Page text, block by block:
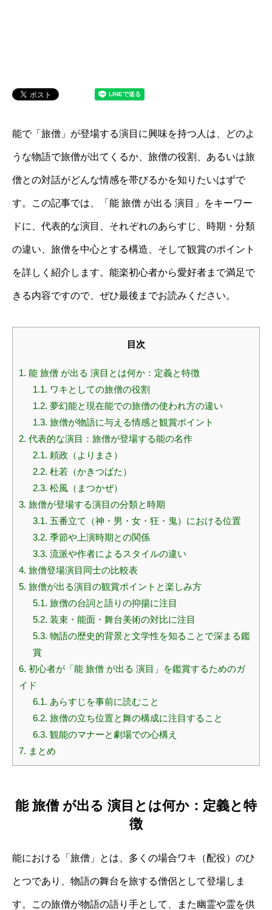
能で「旅僧」が登場する演目に興味を持つ人は、どのよ
うな物語で旅僧が出てくるか、旅僧の役割、あるいは旅
僧との対話がどんな情感を帯びるかを知りたいはずで
す。この記事では、「能 旅僧 が出る 演目」をキーワー
ドに、代表的な演目、それぞれのあらすじ、時期・分類
の違い、旅僧を中心とする構造、そして観賞のポイント
を詳しく紹介します。能楽初心者から愛好者まで満足で
きる内容ですので、ぜひ最後までお読みください。
目次
1. 能 旅僧 が出る 演目とは何か：定義と特徴
1.1. ワキとしての旅僧の役割
1.2. 夢幻能と現在能での旅僧の使われ方の違い
1.3. 旅僧が物語に与える情感と観賞ポイント
2. 代表的な演目：旅僧が登場する能の名作
2.1. 頼政（よりまさ）
2.2. 杜若（かきつばた）
2.3. 松風（まつかぜ）
3. 旅僧が登場する演目の分類と時期
3.1. 五番立て（神・男・女・狂・鬼）における位置
3.2. 季節や上演時期との関係
3.3. 流派や作者によるスタイルの違い
4. 旅僧登場演目同士の比較表
5. 旅僧が出る演目の観賞ポイントと楽しみ方
5.1. 旅僧の台詞と語りの抑揚に注目
5.2. 装束・能面・舞台美術の対比に注目
5.3. 物語の歴史的背景と文学性を知ることで深まる鑑
賞
6. 初心者が「能 旅僧 が出る 演目」を鑑賞するためのガ
イド
6.1. あらすじを事前に読むこと
6.2. 旅僧の立ち位置と舞の構成に注目すること
6.3. 観能のマナーと劇場での心構え
7. まとめ
能 旅僧 が出る 演目とは何か：定義と特
徴
能における「旅僧」とは、多くの場合ワキ（配役）のひ
とつであり、物語の舞台を旅する僧侶として登場しま
す。この旅僧が物語の語り手として、また幽霊や霊を供